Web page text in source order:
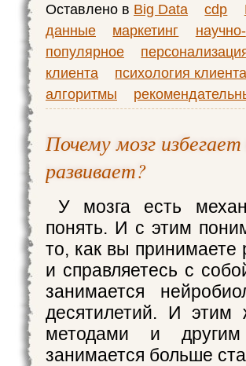
Оставлено в Big Data cdp
данные
маркетинг
научно-
популярное
клиента
психология клиента
алгоритмы
Почему мозг
развивает?
У мозга есть
понять. И с этим
то, как вы
и справляетесь с
занимается
десятилетий. И
методами и
занимается больше